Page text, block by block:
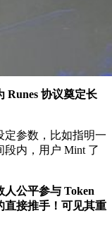
Runes 协议奠定长
定参数，比如指明一
内，用户 Mint 了
公平参与 Token
直接推手！可见其重